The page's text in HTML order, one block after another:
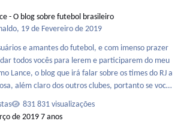
- O blog sobre futebol brasileiro
, 19 de Fevereiro de 2019
todos vocês para lerem e participarem do meu
Lance, o blog que irá falar sobre os times do RJ a
além claro dos outros clubes, portanto se você
time de lá ou acompanha as noticias sobre os
de participar e de comentar, toda ajuda
831 visualizações
de 20197 anos